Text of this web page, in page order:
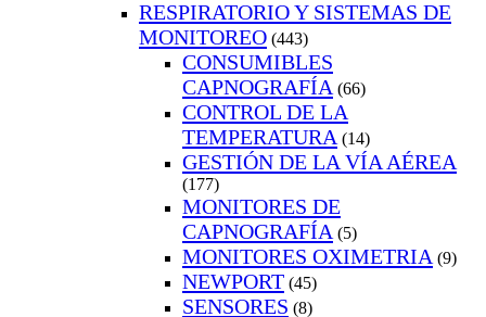
RESPIRATORIO Y SISTEMAS DE
MONITOREO (443)
CONSUMIBLES
CAPNOGRAFÍA (66)
CONTROL DE LA
TEMPERATURA (14)
GESTIÓN DE LA VÍA AÉREA
(177)
MONITORES DE
CAPNOGRAFÍA (5)
MONITORES OXIMETRIA (9)
NEWPORT (45)
SENSORES (8)